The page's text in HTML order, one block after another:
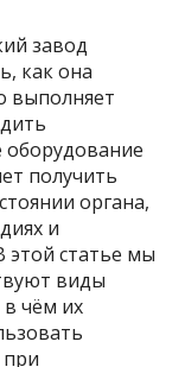
завод
как она
выполняет
получить
органа,
и
этой статье мы
виды
чём их